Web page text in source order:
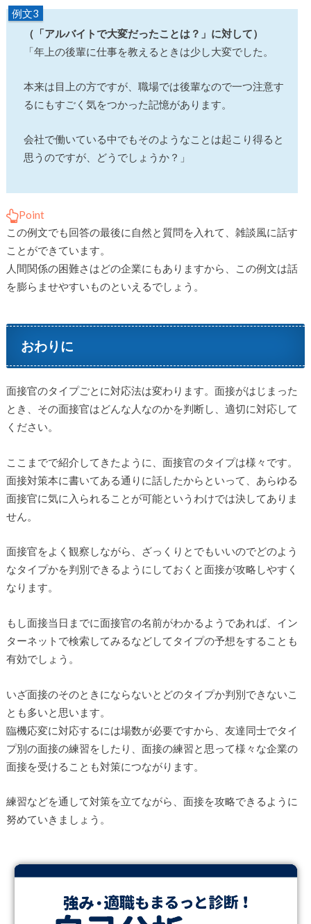
例文3
（「アルバイトで大変だったことは？」に対して）
「年上の後輩に仕事を教えるときは少し大変でした。
本来は目上の方ですが、職場では後輩なので一つ注意す
るにもすごく気をつかった記憶があります。
会社で働いている中でもそのようなことは起こり得ると
思うのですが、どうでしょうか？」
Point
この例文でも回答の最後に自然と質問を入れて、雑談風に話す
ことができています。
人間関係の困難さはどの企業にもありますから、この例文は話
を膨らませやすいものといえるでしょう。
おわりに
面接官のタイプごとに対応法は変わります。面接がはじまった
とき、その面接官はどんな人なのかを判断し、適切に対応して
ください。
ここまでで紹介してきたように、面接官のタイプは様々です。
面接対策本に書いてある通りに話したからといって、あらゆる
面接官に気に入られることが可能というわけでは決してありま
せん。
面接官をよく観察しながら、ざっくりとでもいいのでどのよう
なタイプかを判別できるようにしておくと面接が攻略しやすく
なります。
もし面接当日までに面接官の名前がわかるようであれば、イン
ターネットで検索してみるなどしてタイプの予想をすることも
有効でしょう。
いざ面接のそのときにならないとどのタイプか判別できないこ
とも多いと思います。
臨機応変に対応するには場数が必要ですから、友達同士でタイ
プ別の面接の練習をしたり、面接の練習と思って様々な企業の
面接を受けることも対策につながります。
練習などを通して対策を立てながら、面接を攻略できるように
努めていきましょう。